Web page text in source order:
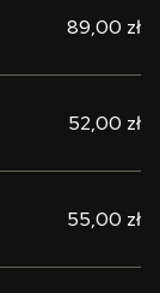
89,00 zł
52,00 zł
55,00 zł